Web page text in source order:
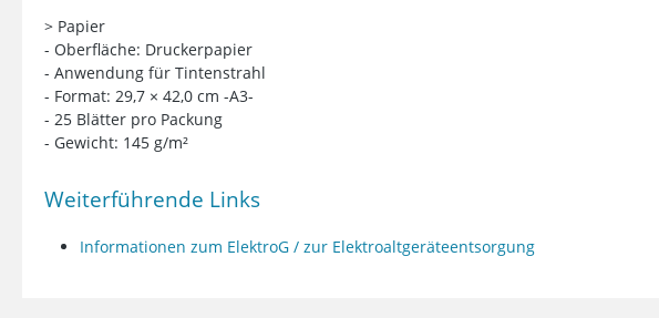
> Papier
- Oberfläche: Druckerpapier
- Anwendung für Tintenstrahl
- Format: 29,7 × 42,0 cm -A3-
- 25 Blätter pro Packung
- Gewicht: 145 g/m²
Weiterführende Links
Informationen zum ElektroG / zur Elektroaltgeräteentsorgung